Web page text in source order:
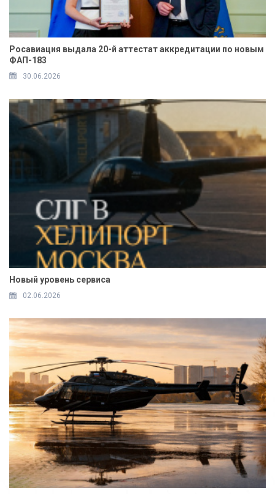
Росавиация выдала 20-й аттестат аккредитации по новым
ФАП-183
30.06.2026
Новый уровень сервиса
02.06.2026